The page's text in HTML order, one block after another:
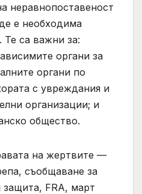
неравнопоставеност
е необходима
Те са важни за:
органи за
органи по
с увреждания и
организации; и
общество.
на жертвите —
съобщаване за
защита, FRA, март